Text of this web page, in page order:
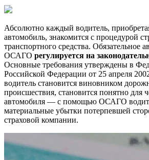
Абсолютно каждый водитель,
автомобиль, знакомится с процедурой
транспортного средства. Обязательное
ОСАГО регулируется на
Основные требования утверждены в
Российской Федерации от 25 апреля
водитель становится виновником
происшествия, становится понятно для
автомобиля — с помощью ОСАГО
материальные убытки потерпевшей
страховой компании.